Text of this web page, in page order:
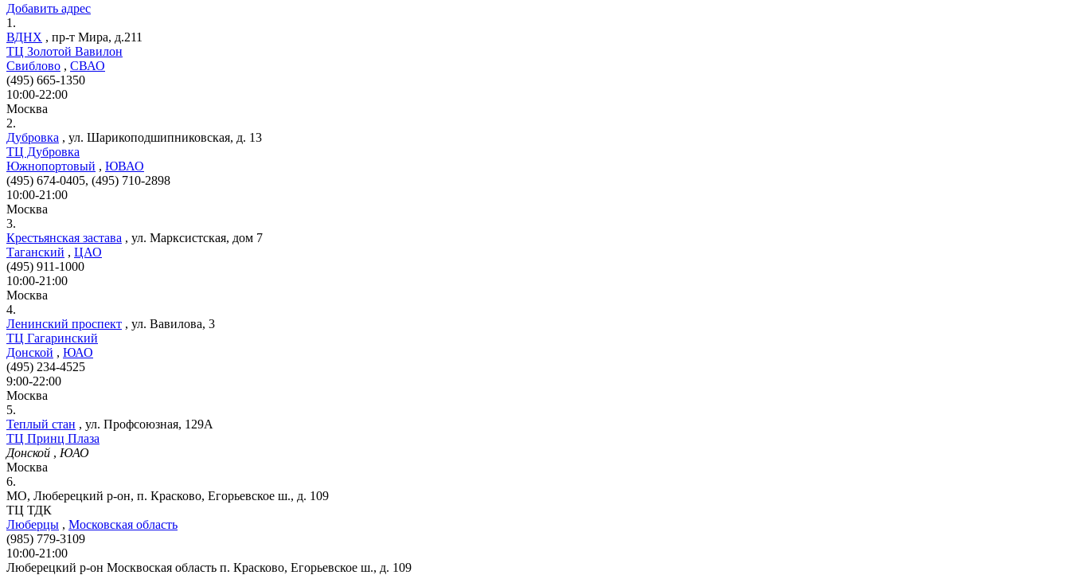
Добавить адрес
1.
ВДНХ , пр-т Мира, д.211
ТЦ Золотой Вавилон
Свиблово , СВАО
(495) 665-1350
10:00-22:00
Москва
2.
Дубровка , ул. Шарикоподшипниковская, д. 13
ТЦ Дубровка
Южнопортовый , ЮВАО
(495) 674-0405, (495) 710-2898
10:00-21:00
Москва
3.
Крестьянская застава , ул. Марксистская, дом 7
Таганский , ЦАО
(495) 911-1000
10:00-21:00
Москва
4.
Ленинский проспект , ул. Вавилова, 3
ТЦ Гагаринский
Донской , ЮАО
(495) 234-4525
9:00-22:00
Москва
5.
Теплый стан , ул. Профсоюзная, 129А
ТЦ Принц Плаза
Донской , ЮАО
Москва
6.
МО, Люберецкий р-он, п. Красково, Егорьевское ш., д. 109
ТЦ ТДК
Люберцы , Московская область
(985) 779-3109
10:00-21:00
Люберецкий р-он Москвоская область п. Красково, Егорьевское ш., д. 109